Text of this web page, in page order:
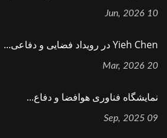
10 Jun, 2026
Yieh Chen در رویداد فضایی و دفاعی...
20 Mar, 2026
نمایشگاه فناوری هوافضا و دفاع...
09 Sep, 2025